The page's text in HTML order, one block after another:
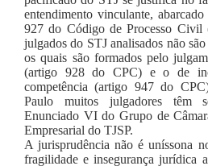
entendimento vinculante,
927 do Código de Processo
julgados do STJ analisados não
os quais são formados pelo
(artigo 928 do CPC) e o de
competência (artigo 947 do
Paulo muitos julgadores têm
Enunciado VI do Grupo de
Empresarial do TJSP.
A jurisprudência não é uníssona
fragilidade e insegurança jurídica